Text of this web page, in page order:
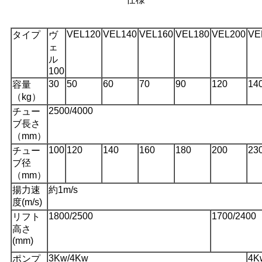
タイプ
ヴ
ェ
ル
100
VEL120 VEL140 VEL160 VEL180 VEL200
容量
（kg）
30 50 60 70 90 120
チュー
ブ長さ
（mm）
2500/4000
チュー
ブ径
（mm）
100 120 140 160 180 200
揚力速
度(m/s)
約1m/s
リフト
高さ
(mm)
1800/2500 1700/2400
ポンプ 3Kw/4Kw